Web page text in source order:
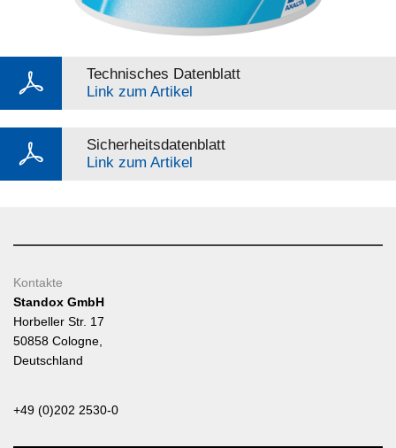
Technisches Datenblatt
Link zum Artikel
Sicherheitsdatenblatt
Link zum Artikel
Kontakte
Standox GmbH
Horbeller Str. 17
50858 Cologne,
Deutschland
+49 (0)202 2530-0